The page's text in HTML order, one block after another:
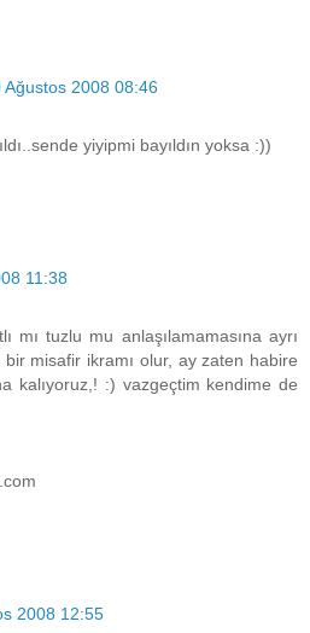
Ağustos 2008 08:46
yiyipmi bayıldın yoksa :))
11:38
mı tuzlu mu anlaşılamamasına ayrı
bir misafir ikramı olur, ay zaten habire
kalıyoruz,! :) vazgeçtim kendime de
2008 12:55